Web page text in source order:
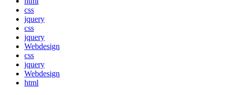
css
jquery
css
jquery
Webdesign
css
jquery
Webdesign
html